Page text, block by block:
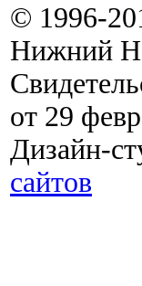
© 1996-
Нижний
от 29
Дизайн-
сайтов